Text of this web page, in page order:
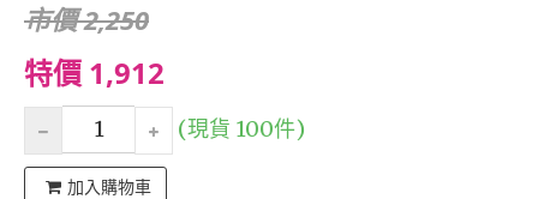
市價 2,250
特價 1,912
(現貨 100件)
加入購物車